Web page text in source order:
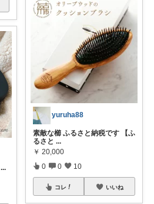
...
yuruha88
素敵な櫛 ふるさと納税です 【ふ
るさと ...
￥ 20,000
0 0 10
コレ いいね